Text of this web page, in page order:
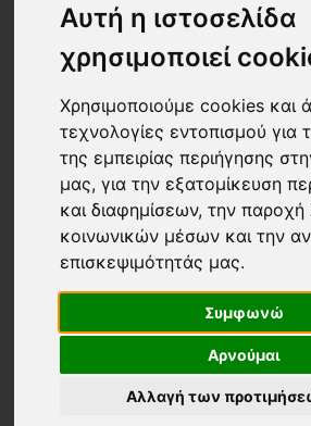
Αυτή η ιστοσελίδα
χρησιμοποιεί
Χρησιμοποιούμε cookies και
τεχνολογίες εντοπισμού για
της εμπειρίας περιήγησης
μας, για την εξατομίκευση
και διαφημίσεων, την παροχή
κοινωνικών μέσων και την
επισκεψιμότητάς μας.
Συμφωνώ
Αρνούμαι
Αλλαγή των
Τα νεότερα 24